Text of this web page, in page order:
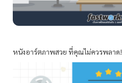
หนังอาร์ตภาพสวย ที่คุณไม่ควรพลาด!